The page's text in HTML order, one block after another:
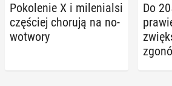
Po­ko­le­nie X i mi­le­nial­si
czę­ściej chorują na no­
wo­two­ry
Do